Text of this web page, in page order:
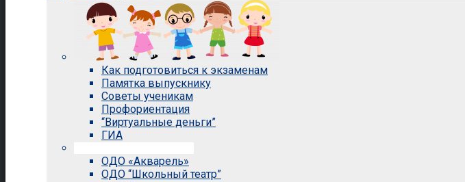
Как подготовиться к экзаменам
Памятка выпускнику
Советы ученикам
Профориентация
“Виртуальные деньги”
ГИА
ОДО «Акварель»
ОДО “Школьный театр”